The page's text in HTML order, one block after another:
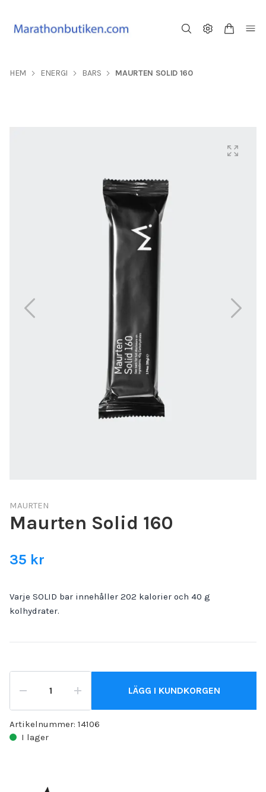
HEM ENERGI BARS MAURTEN SOLID 160
MAURTEN
Maurten Solid 160
35 kr
Varje SOLID bar innehåller 202 kalorier och 40 g
kolhydrater.
LÄGG I KUNDKORGEN
Artikelnummer: 14106
I lager